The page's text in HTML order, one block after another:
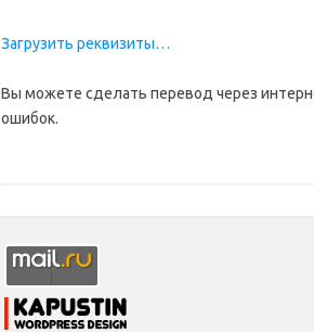
Загрузить реквизиты…
Вы можете сделать перевод через
ошибок.